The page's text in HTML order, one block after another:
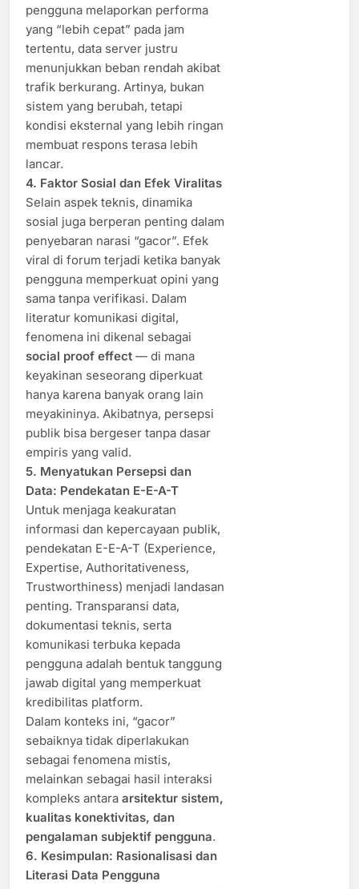
pengguna melaporkan performa
yang “lebih cepat” pada jam
tertentu, data server justru
menunjukkan beban rendah akibat
trafik berkurang. Artinya, bukan
sistem yang berubah, tetapi
kondisi eksternal yang lebih ringan
membuat respons terasa lebih
lancar.
4. Faktor Sosial dan Efek Viralitas
Selain aspek teknis, dinamika
sosial juga berperan penting dalam
penyebaran narasi “gacor”. Efek
viral di forum terjadi ketika banyak
pengguna memperkuat opini yang
sama tanpa verifikasi. Dalam
literatur komunikasi digital,
fenomena ini dikenal sebagai
social proof effect — di mana
keyakinan seseorang diperkuat
hanya karena banyak orang lain
meyakininya. Akibatnya, persepsi
publik bisa bergeser tanpa dasar
empiris yang valid.
5. Menyatukan Persepsi dan
Data: Pendekatan E-E-A-T
Untuk menjaga keakuratan
informasi dan kepercayaan publik,
pendekatan E-E-A-T (Experience,
Expertise, Authoritativeness,
Trustworthiness) menjadi landasan
penting. Transparansi data,
dokumentasi teknis, serta
komunikasi terbuka kepada
pengguna adalah bentuk tanggung
jawab digital yang memperkuat
kredibilitas platform.
Dalam konteks ini, “gacor”
sebaiknya tidak diperlakukan
sebagai fenomena mistis,
melainkan sebagai hasil interaksi
kompleks antara arsitektur sistem,
kualitas konektivitas, dan
pengalaman subjektif pengguna.
6. Kesimpulan: Rasionalisasi dan
Literasi Data Pengguna